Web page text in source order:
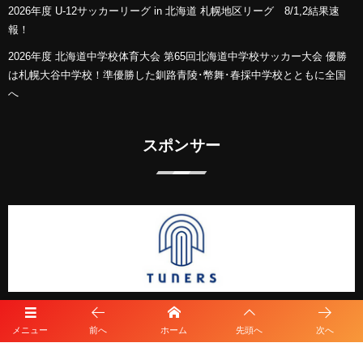
メニュー 前へ ホーム 先頭へ 次へ
2026年度 U-12サッカーリーグ in 北海道 札幌地区リーグ 8/1,2結果速
報！
2026年度 北海道中学校体育大会 第65回北海道中学校サッカー大会 優勝
は札幌大谷中学校！準優勝した釧路青陵･幣舞･春採中学校とともに全国
へ
スポンサー